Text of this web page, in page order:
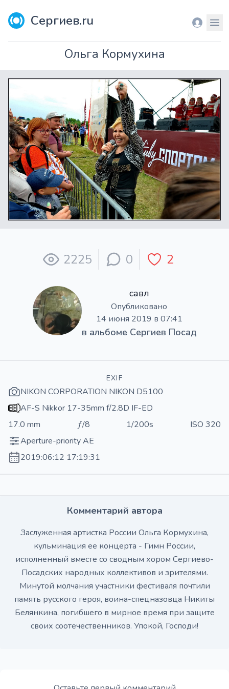
Сергиев.ru Вход
Ольга Кормухина
2225 0 2
савл
Опубликовано
14 июня 2019 в 07:41
в альбоме Сергиев Посад
EXIF
NIKON CORPORATION NIKON D5100
AF-S Nikkor 17-35mm f/2.8D IF-ED
17.0 mm
ƒ/8 1/200s
ISO 320
Aperture-priority AE
2019:06:12 17:19:31
Комментарий автора
Заслуженная артистка России Ольга Кормухина,
кульминация ее концерта - Гимн России,
исполненный вместе со сводным хором Сергиево-
Посадских народных коллективов и зрителями.
Минутой молчания участники фестиваля почтили
память русского героя, воина-спецназовца Никиты
Белянкина, погибшего в мирное время при защите
своих соотечественников. Упокой, Господи!